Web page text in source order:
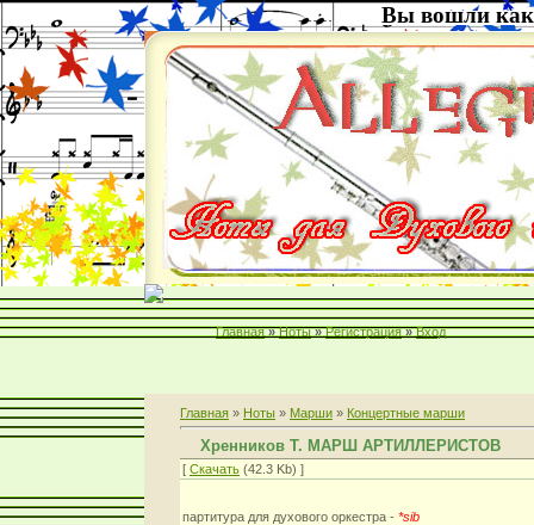
Вы вошли как
Главная » Ноты » Регистрация » Вход
Главная » Ноты » Марши » Концертные марши
Хренников Т. МАРШ АРТИЛЛЕРИСТОВ
[ Скачать (42.3 Kb) ]
партитура для духового оркестра - *sib